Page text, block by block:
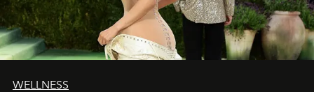
WELLNESS